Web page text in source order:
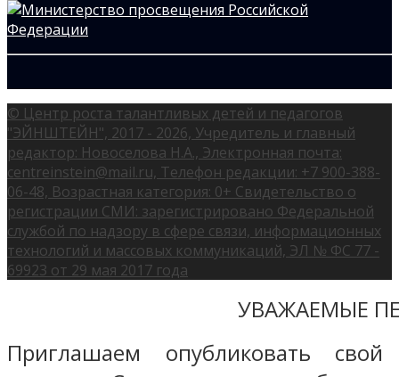
© Центр роста талантливых детей и педагогов
"ЭЙНШТЕЙН", 2017 - 2026, Учредитель и главный
редактор: Новоселова Н.А., Электронная почта:
centreinstein@mail.ru, Телефон редакции: +7 900-388-
06-48, Возрастная категория: 0+ Свидетельство о
регистрации СМИ: зарегистрировано Федеральной
службой по надзору в сфере связи, информационных
технологий и массовых коммуникаций, ЭЛ № ФС 77 -
69923 от 29 мая 2017 года
УВАЖАЕМЫЕ
Приглашаем опубликовать